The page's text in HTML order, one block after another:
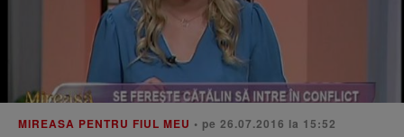
MIREASA PENTRU FIUL MEU • pe 26.07.2016 la 15:52